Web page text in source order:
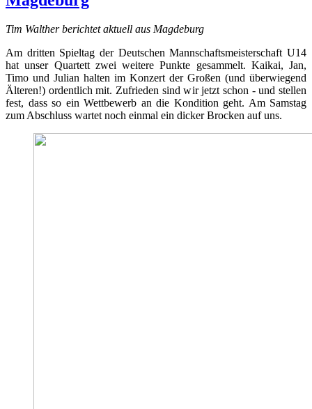
Tim Walther berichtet aktuell aus Magdeburg
Am dritten Spieltag der Deutschen Mannschaftsmeisterschaft U14
hat unser Quartett zwei weitere Punkte gesammelt. Kaikai, Jan,
Timo und Julian halten im Konzert der Großen (und überwiegend
Älteren!) ordentlich mit. Zufrieden sind wir jetzt schon - und stellen
fest, dass so ein Wettbewerb an die Kondition geht. Am Samstag
zum Abschluss wartet noch einmal ein dicker Brocken auf uns.